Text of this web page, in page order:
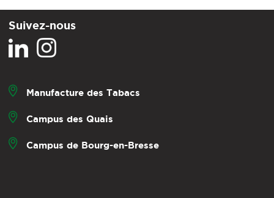
Suivez-nous
Manufacture des Tabacs
Campus des Quais
Campus de Bourg-en-Bresse